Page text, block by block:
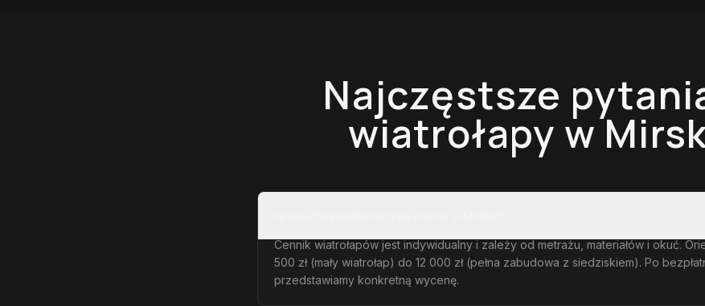
Najczęstsze
wiatrołapy w
Cennik wiatrołapów jest indywidualny i zależy od metrażu, materiałów i okuć.
500 zł (mały wiatrołap) do 12 000 zł (pełna zabudowa z siedziskiem). Po
przedstawiamy konkretną wycenę.